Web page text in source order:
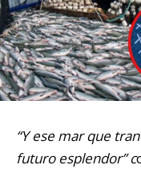
“Y ese mar que
futuro esplendor” c